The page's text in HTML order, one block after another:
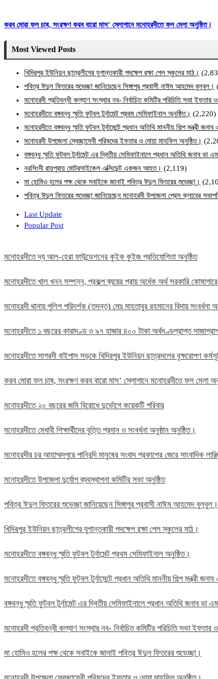
করব মোরা ফল চাষ, সংরক্ষণ করব বারো মাস’ স্লোগানে মনোহরদীতে ফল মেলা অনুষ্ঠিত।
Most Viewed Posts
খিদিরপুর ইউনিয়ন ছাত্রলীগের যুগান্তকারী পদক্ষেপ রক্ষা পেল স্কুলের মাঠ।
পবিত্র ঈদুল ফিতরের শুভেচ্ছা জানিয়েছেন সিঙ্গাপুর প্রবাসী নাঈম আহমেদ বুলবুল।
মনোহরদী প্রতিবন্ধী কল্যাণ সংস্থার নব- নির্বাচিত কমিটির পরিচিতি সভা ইফতার
মনোহরদীতে বঙ্গবন্ধু স্মৃতি ফুটবল টুর্নামেন্ট প্রথম সেমিফাইনাল অনুষ্ঠিত। (2,220)
মনোহরদীতে বঙ্গবন্ধু স্মৃতি ফুটবল টুর্নামেন্টে প্রধান অতিথি মাননীয় শিল্প মন্ত্রী
মনোহরদী উপজেলা স্বেচ্ছাসেবী পরিষদের ইফতার ও দোয়া মাহফিল অনুষ্ঠিত।
বঙ্গবন্ধু স্মৃতি ফুটবল টুর্নামেন্ট এর দ্বিতীয় সেমিফাইনালে প্রধান অতিথি জনাব ডা
নরসিংদী রায়পুরায় মোটরসাইকেল এক্সিডেন্ট একজন আহত। (2,119)
মা হোমিও হলের পক্ষ থেকে সবাইকে জানাই পবিত্র ঈদুল ফিতরের শুভেচ্ছা।
পবিত্র ঈদুল ফিতরের শুভেচ্ছা জানিয়েছেন মনোহরদী উপজেলা প্রেস ক্লাবের
Last Update
Popular Post
মনোহরদীতে দ্য আল-হেরা ফাউন্ডেশনের কুইক কুইজ প্রতিযোগিতা অনুষ্ঠিত
মনোহরদীতে খাল খনন সম্পন্ন, প্রকল্প ব্যয়ের প্রায় অর্ধেক অর্থ সরকারি
মনোহরদী থানায় পুলিশ পরিদর্শক (তদন্ত) মোঃ মাহতাবুর রহমানের বিদায় সংবর্ধনা
মনোহরদীতে ১ বছরের কারাদণ্ড ও ৯৭ হাজার ৪০০ টাকা অর্থদণ্ডপ্রাপ্ত
মনোহরদীতে সাগরদী বাইপাস সড়কে খিদিরপুর ইউনিয়ন ছাত্রদলের বৃক্ষরোপণ
করব মোরা ফল চাষ, সংরক্ষণ করব বারো মাস’ স্লোগানে মনোহরদীতে ফল মেলা
মনোহরদীতে ২০ বছরের জমি বিরোধে দুর্ভোগে কয়েকটি পরিবার
মনোহরদীতে মেধাবী শিক্ষার্থীদের বৃত্তি প্রদান ও সংবর্ধনা অনুষ্ঠান অনুষ্ঠিত।
মনোহরদীর চর আহাম্মদপুরে পানিবন্দি মানুষের সংবাদ প্রকাশের জেরে সাংবাদিক
মনোহরদীতে উপজেলা দুর্যোগ ব্যবস্থাপনা কমিটির সভা অনুষ্ঠিত
পবিত্র ঈদুল ফিতরের শুভেচ্ছা জানিয়েছেন সিঙ্গাপুর প্রবাসী নাঈম আহমেদ বুলবুল।
খিদিরপুর ইউনিয়ন ছাত্রলীগের যুগান্তকারী পদক্ষেপ রক্ষা পেল স্কুলের মাঠ।
মনোহরদীতে বঙ্গবন্ধু স্মৃতি ফুটবল টুর্নামেন্ট প্রথম সেমিফাইনাল অনুষ্ঠিত।
মনোহরদীতে বঙ্গবন্ধু স্মৃতি ফুটবল টুর্নামেন্টে প্রধান অতিথি মাননীয় শিল্প মন্ত্রী
বঙ্গবন্ধু স্মৃতি ফুটবল টুর্নামেন্ট এর দ্বিতীয় সেমিফাইনালে প্রধান অতিথি জনাব ডা
মনোহরদী প্রতিবন্ধী কল্যাণ সংস্থার নব- নির্বাচিত কমিটির পরিচিতি সভা ইফতার
মা হোমিও হলের পক্ষ থেকে সবাইকে জানাই পবিত্র ঈদুল ফিতরের শুভেচ্ছা।